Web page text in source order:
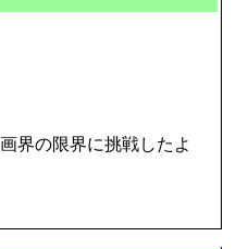
界の限界に挑戦したよ